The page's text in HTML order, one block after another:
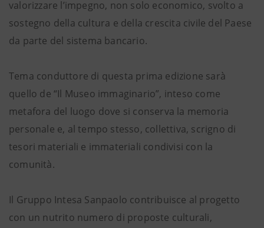
valorizzare l’impegno, non solo economico, svolto a
sostegno della cultura e della crescita civile del Paese
da parte del sistema bancario.
Tema conduttore di questa prima edizione sarà
quello de “Il Museo immaginario”, inteso come
metafora del luogo dove si conserva la memoria
personale e, al tempo stesso, collettiva, scrigno di
tesori materiali e immateriali condivisi con la
comunità.
Il Gruppo Intesa Sanpaolo contribuisce al progetto
con un nutrito numero di proposte culturali,